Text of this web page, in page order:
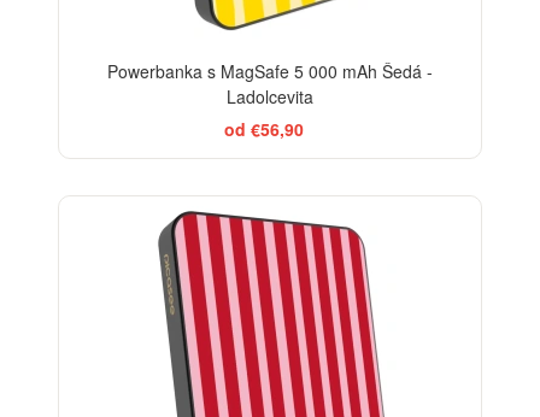
Powerbanka s MagSafe 5 000 mAh Šedá -
Ladolcevita
od €56,90